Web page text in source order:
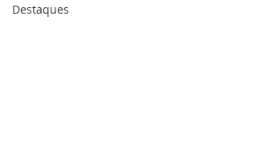
Destaques